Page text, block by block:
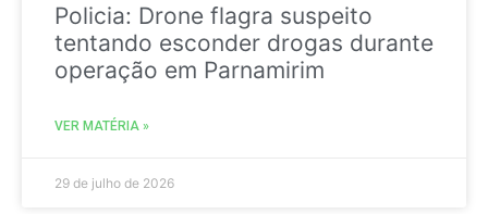
Policia: Drone flagra suspeito
tentando esconder drogas durante
operação em Parnamirim
VER MATÉRIA »
29 de julho de 2026